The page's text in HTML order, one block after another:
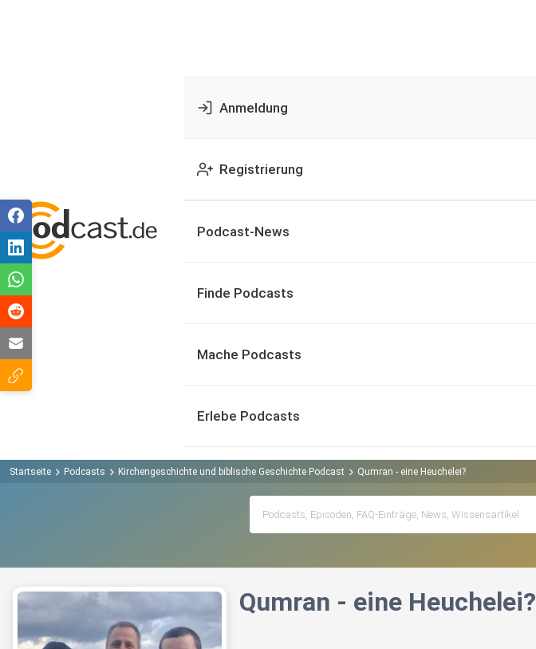
Anmeldung
Registrierung
Podcast-News
Finde Podcasts
Mache Podcasts
Erlebe Podcasts
Startseite Podcasts Kirchengeschichte und biblische Geschichte Podcast Qumran - eine Heuchelei?
Qumran - eine Heuchelei?